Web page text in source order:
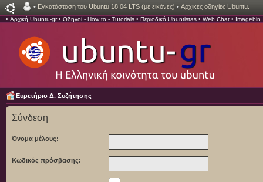
• Εγκατάσταση του Ubuntu 18.04 LTS (με εικόνες) • Αρχικές οδηγίες Ubuntu.
• Αρχική Ubuntu-gr• Οδηγοί - How to - Tutorials • Περιοδικό Ubuntistas • Web Chat • Imagebin
Ευρετήριο Δ. Συζήτησης
Σύνδεση
Όνομα μέλους:
Κωδικός πρόσβασης: